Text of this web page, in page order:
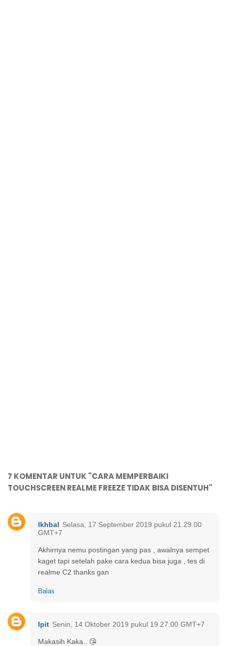
7 KOMENTAR UNTUK "CARA MEMPERBAIKI
TOUCHSCREEN REALME FREEZE TIDAK BISA DISENTUH"
Ikhbal Selasa, 17 September 2019 pukul 21.29.00
GMT+7
Akhirnya nemu postingan yang pas , awalnya sempet
kaget tapi setelah pake cara kedua bisa juga , tes di
realme C2 thanks gan
Balas
Ipit Senin, 14 Oktober 2019 pukul 19.27.00 GMT+7
Makasih Kaka.. 😘